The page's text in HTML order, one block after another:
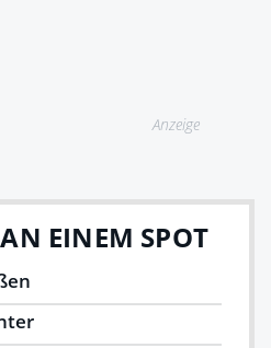
Anzeige
EINEM SPOT